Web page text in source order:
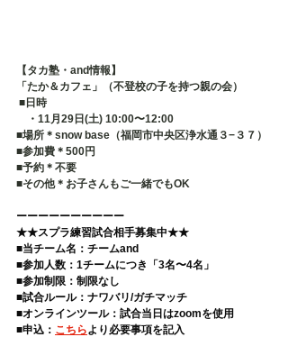
【タカ塾・and情報】
「たか＆カフェ」（不登校の子を持つ親の会）
■日時
・11月29日(土) 10:00〜12:00
■場所＊snow base（福岡市中央区浄水通３−３７）
■参加費＊500円
■予約＊不要
■その他＊お子さんもご一緒でもOK
ーーーーーーーーーー
★★スプラ練習試合相手募集中★★
■当チーム名：チームand
■参加人数：1チームにつき「3名〜4名」
■参加制限：制限なし
■試合ルール：ナワバリ/ガチマッチ
■オンラインツール：試合当日はzoomを使用
■申込： こちらより必要事項を記入